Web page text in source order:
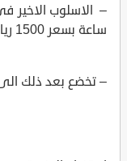
ساعة بسعر 1500 ريال .
– تخضع بعد ذلك الى